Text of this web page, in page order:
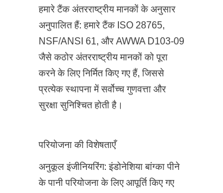
हमारे टैंक अंतरराष्ट्रीय मानकों के अनुसार
अनुपालित हैं: हमारे टैंक ISO 28765,
NSF/ANSI 61, और AWWA D103-09
जैसे कठोर अंतरराष्ट्रीय मानकों को पूरा
करने के लिए निर्मित किए गए हैं, जिससे
प्रत्येक स्थापना में सर्वोच्च गुणवत्ता और
सुरक्षा सुनिश्चित होती है।
परियोजना की विशेषताएँ
अनुकूल इंजीनियरिंग: इंडोनेशिया बांग्का पीने
के पानी परियोजना के लिए आपूर्ति किए गए